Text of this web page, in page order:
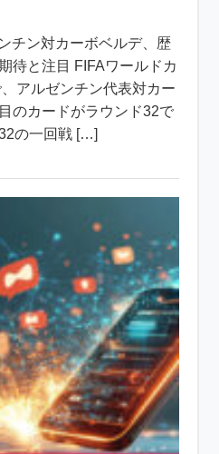
チン対カーボベルデ、歴
待と注目 FIFAワールドカ
アルゼンチン代表対カー
のカードがラウンド32で
の一回戦 […]